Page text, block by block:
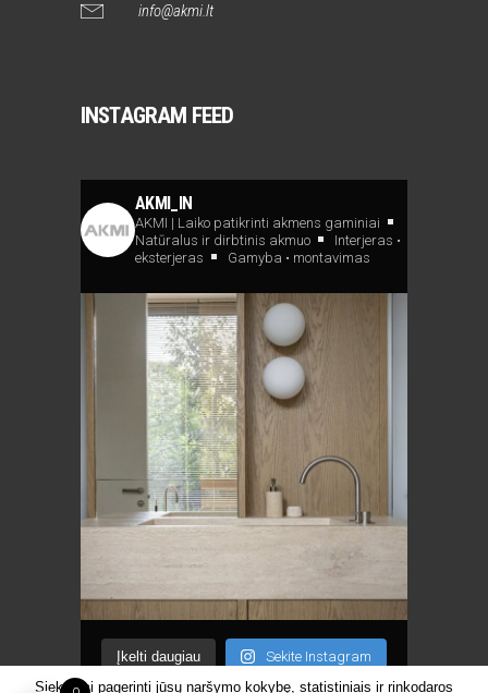
Siekdami pagerinti jūsų naršymo kokybę, statistiniais ir rinkodaros
info@akmi.lt
INSTAGRAM FEED
AKMI_IN
AKMI | Laiko patikrinti akmens gaminiai
Natūralus ir dirbtinis akmuo
Interjeras •
eksterjeras
Gamyba • montavimas
Įkelti daugiau Sekite Instagram